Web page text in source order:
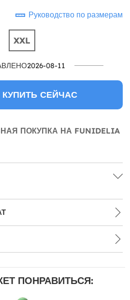
Руководство по размерам
XXL
08-11
КУПИТЬ СЕЙЧАС
ПОКУПКА НА FUNIDELIA
ПОНРАВИТЬСЯ: